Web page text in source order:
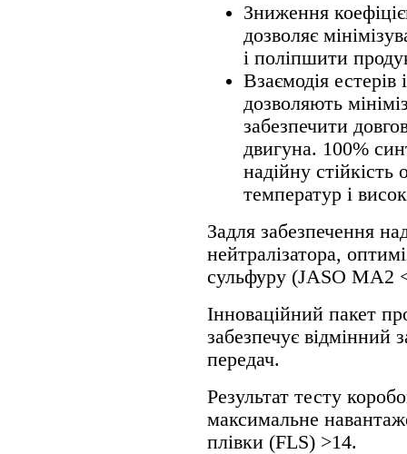
Зниження
дозволяє
і поліпшити
Взаємодія
дозволяють
забезпечити
двигуна. 100%
надійну
температур і
Задля забезпечення
нейтралізатора,
сульфуру (JASO MA2
Інноваційний пакет
забезпечує відмінний
передач.
Результат тесту
максимальне
плівки (FLS) >14.